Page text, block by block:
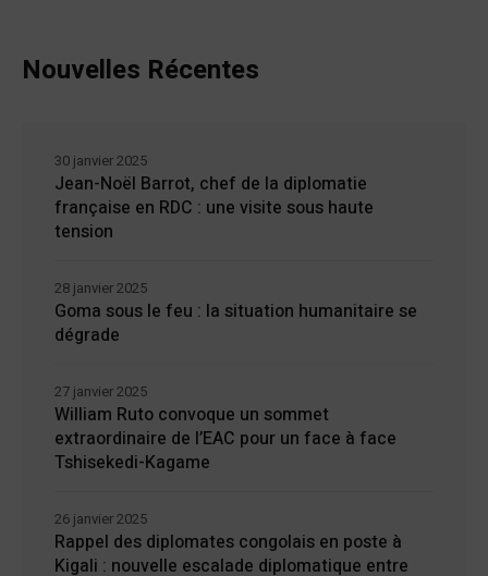
Nouvelles Récentes
Jean-Noël Barrot, chef de la diplomatie
française en RDC : une visite sous haute
tension
30 janvier 2025
Goma sous le feu : la situation humanitaire se
dégrade
28 janvier 2025
William Ruto convoque un sommet
extraordinaire de l’EAC pour un face à face
Tshisekedi-Kagame
27 janvier 2025
Rappel des diplomates congolais en poste à
Kigali : nouvelle escalade diplomatique entre
26 janvier 2025